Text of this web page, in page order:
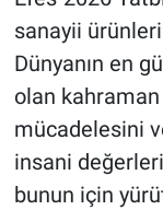
sanayii
Dünyanın en
olan
mücadelesini
insani
bunun için